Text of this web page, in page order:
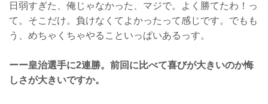
日弱すぎた、俺じゃなかった、マジで。よく勝てたわ！っ
て。そこだけ。負けなくてよかったって感じです。でもも
う、めちゃくちゃやることいっぱいあるっす。
ーー皇治選手に2連勝。前回に比べて喜びが大きいのか悔
しさが大きいですか。